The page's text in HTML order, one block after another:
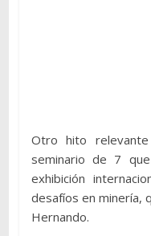
Otro hito
seminario de 7
exhibición
desafíos en minería,
Hernando.